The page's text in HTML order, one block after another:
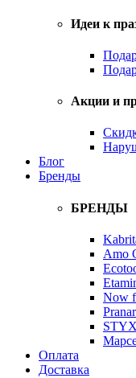
Идеи к
Акции и
Блог
Бренды
БРЕНДЫ
Amo
Now
Оплата
Доставка